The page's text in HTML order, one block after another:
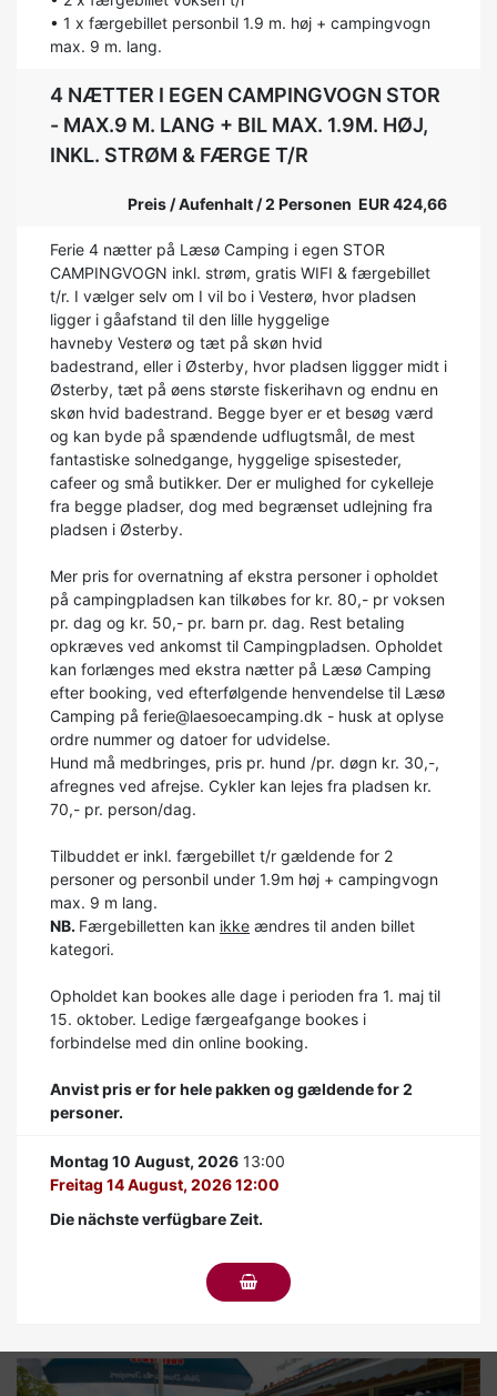
• 1 x færgebillet personbil 1.9 m. høj + campingvogn
max. 9 m. lang.
4 NÆTTER I EGEN CAMPINGVOGN STOR
- MAX.9 M. LANG + BIL MAX. 1.9M. HØJ,
INKL. STRØM & FÆRGE T/R
Preis / Aufenhalt / 2 Personen EUR 424,66
Ferie 4 nætter på Læsø Camping i egen STOR
CAMPINGVOGN inkl. strøm, gratis WIFI & færgebillet
t/r. I vælger selv om I vil bo i Vesterø, hvor pladsen
ligger i gåafstand til den lille hyggelige
havneby Vesterø og tæt på skøn hvid
badestrand, eller i Østerby, hvor pladsen liggger midt i
Østerby, tæt på øens største fiskerihavn og endnu en
skøn hvid badestrand. Begge byer er et besøg værd
og kan byde på spændende udflugtsmål, de mest
fantastiske solnedgange, hyggelige spisesteder,
cafeer og små butikker. Der er mulighed for cykelleje
fra begge pladser, dog med begrænset udlejning fra
pladsen i Østerby.
Mer pris for overnatning af ekstra personer i opholdet
på campingpladsen kan tilkøbes for kr. 80,- pr voksen
pr. dag og kr. 50,- pr. barn pr. dag. Rest betaling
opkræves ved ankomst til Campingpladsen. Opholdet
kan forlænges med ekstra nætter på Læsø Camping
efter booking, ved efterfølgende henvendelse til Læsø
Camping på ferie@laesoecamping.dk - husk at oplyse
ordre nummer og datoer for udvidelse.
Hund må medbringes, pris pr. hund /pr. døgn kr. 30,-,
afregnes ved afrejse. Cykler kan lejes fra pladsen kr.
70,- pr. person/dag.
Tilbuddet er inkl. færgebillet t/r gældende for 2
personer og personbil under 1.9m høj + campingvogn
max. 9 m lang.
NB. Færgebilletten kan ikke ændres til anden billet
kategori.
Opholdet kan bookes alle dage i perioden fra 1. maj til
15. oktober. Ledige færgeafgange bookes i
forbindelse med din online booking.
Anvist pris er for hele pakken og gældende for 2
personer.
Montag 10 August, 2026 13:00
Freitag 14 August, 2026 12:00
Die nächste verfügbare Zeit.